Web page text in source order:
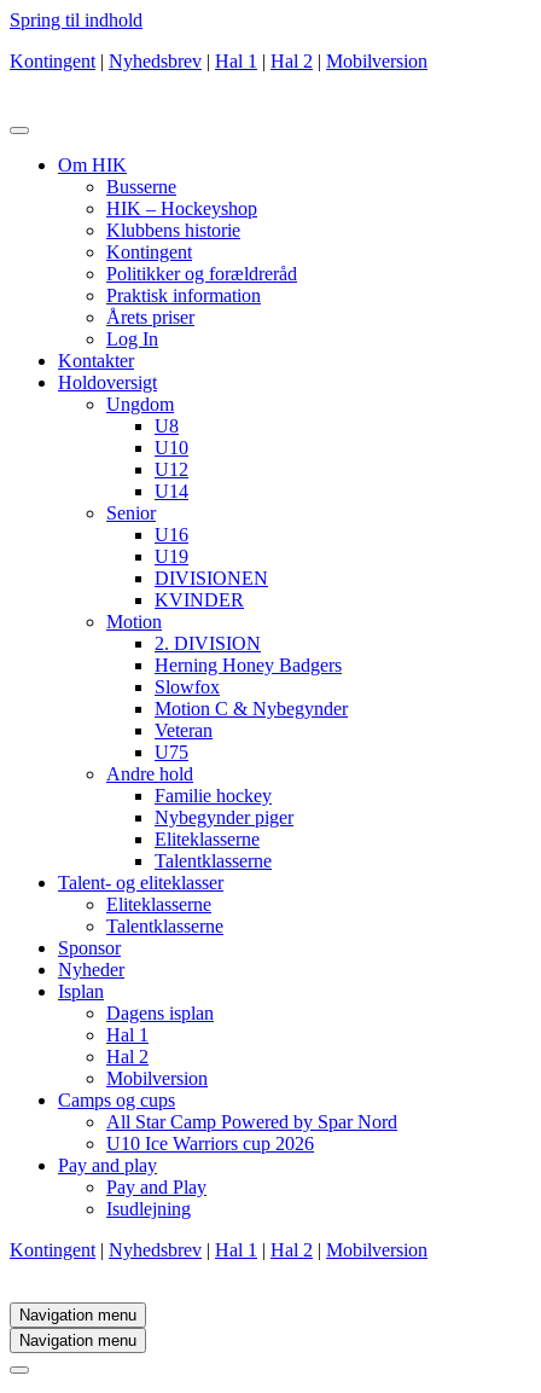
Spring til indhold
Kontingent | Nyhedsbrev | Hal 1 | Hal 2 | Mobilversion
Om HIK
Busserne
HIK – Hockeyshop
Klubbens historie
Kontingent
Politikker og forældreråd
Praktisk information
Årets priser
Log In
Kontakter
Holdoversigt
Ungdom
U8
U10
U12
U14
Senior
U16
U19
DIVISIONEN
KVINDER
Motion
2. DIVISION
Herning Honey Badgers
Slowfox
Motion C & Nybegynder
Veteran
U75
Andre hold
Familie hockey
Nybegynder piger
Eliteklasserne
Talentklasserne
Talent- og eliteklasser
Eliteklasserne
Talentklasserne
Sponsor
Nyheder
Isplan
Dagens isplan
Hal 1
Hal 2
Mobilversion
Camps og cups
All Star Camp Powered by Spar Nord
U10 Ice Warriors cup 2026
Pay and play
Pay and Play
Isudlejning
Kontingent | Nyhedsbrev | Hal 1 | Hal 2 | Mobilversion
Navigation menu
Navigation menu